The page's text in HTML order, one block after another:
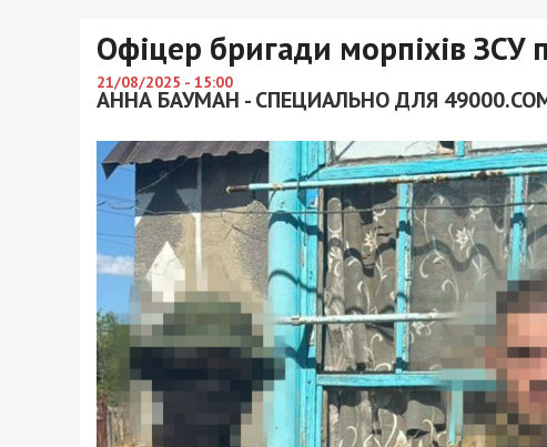
Офіцер бригади морпіхів ЗСУ
21/08/2025 - 15:00
АННА БАУМАН - СПЕЦИАЛЬНО ДЛЯ